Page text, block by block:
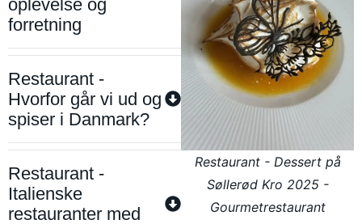
oplevelse og
forretning
Restaurant -
Hvorfor går vi ud og
spiser i Danmark?
Restaurant -
Italienske
restauranter med
Restaurant - Dessert på
Søllerød Kro 2025 -
Gourmetrestaurant